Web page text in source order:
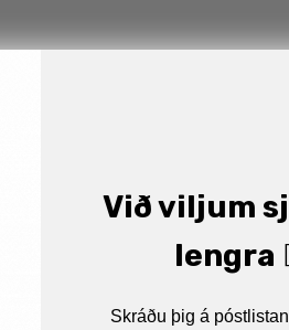
Við viljum
lengra
Skráðu þig á